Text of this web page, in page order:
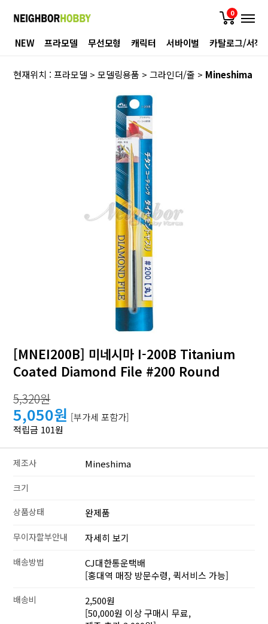
0
NEW 프라모델 무선모형 캐릭터 서바이벌 카탈로그/서적
현재위치 :프라모델 >모델링용품 >그라인더/줄 > Mineshima
[MNEI200B] 미네시마 I-200B Titanium
Coated Diamond File #200 Round
5,320원
5,050원 [부가세 포함가]
적립금 101원
제조사 Mineshima
크기
상품상태
완제품
무이자할부안내 자세히 보기
배송방법
CJ대한통운택배
[홍대역 매장 방문수령, 퀵서비스 가능]
배송비
2,500원
[50,000원 이상 구매시 무료,